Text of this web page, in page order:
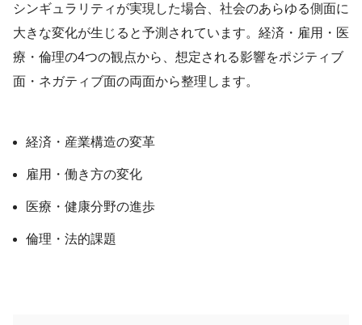
シンギュラリティが実現した場合、社会のあらゆる側面に
大きな変化が生じると予測されています。経済・雇用・医
療・倫理の4つの観点から、想定される影響をポジティブ
面・ネガティブ面の両面から整理します。
経済・産業構造の変革
雇用・働き方の変化
医療・健康分野の進歩
倫理・法的課題